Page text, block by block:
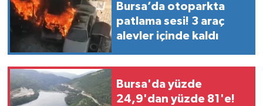
Bursa’da otoparkta
patlama sesi! 3 araç
alevler içinde kaldı
Bursa'da yüzde
24,9'dan yüzde 81'e!